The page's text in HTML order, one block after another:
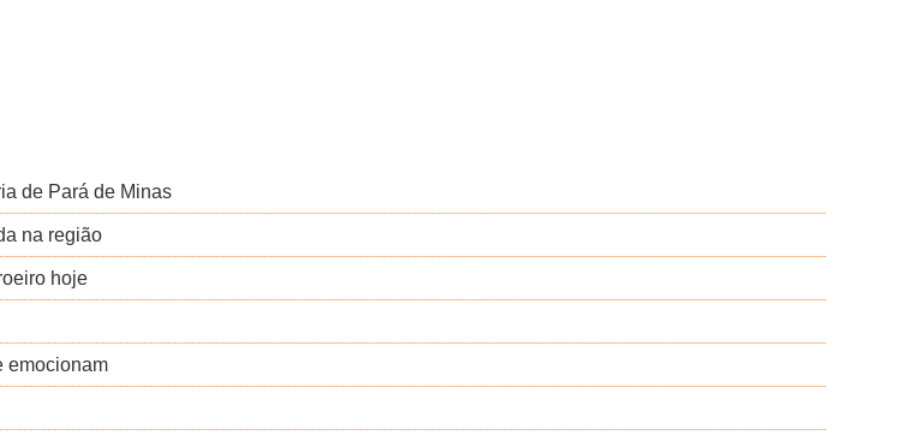
de Pará de Minas
na região
hoje
emocionam